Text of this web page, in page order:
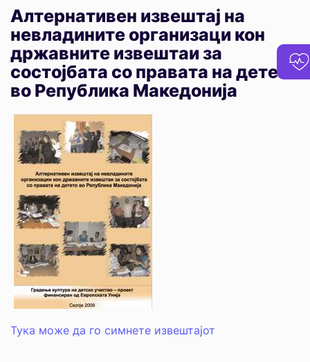
Алтернативен извештај на
невладините организаци кон
државните извештаи за
состојбата со правата на детето
во Република Македонија
Тука може да го симнете извештајот